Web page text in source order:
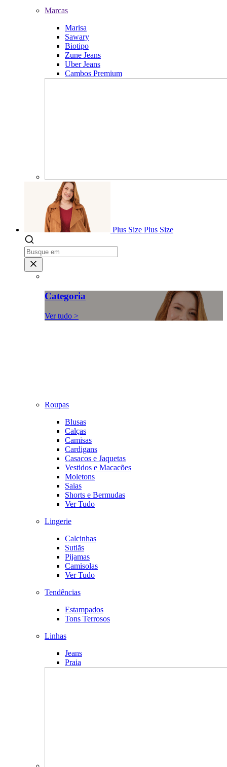
Marcas
Marisa
Sawary
Biotipo
Zune Jeans
Uber Jeans
Cambos Premium
Plus Size Plus Size
Categoria
Ver tudo >
Roupas
Blusas
Calças
Camisas
Cardigans
Casacos e Jaquetas
Vestidos e Macacões
Moletons
Saias
Shorts e Bermudas
Ver Tudo
Lingerie
Calcinhas
Sutiãs
Pijamas
Camisolas
Ver Tudo
Tendências
Estampados
Tons Terrosos
Linhas
Jeans
Praia